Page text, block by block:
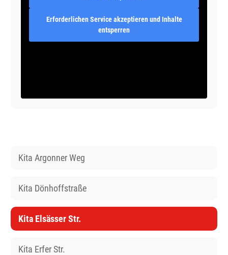
Erforderlichen Service akzeptieren und Inhalte
entsperren
Kita Argonner Weg
Kita Dönhoffstraße
Kita Elsässer Str.
Kita Erfer Str.